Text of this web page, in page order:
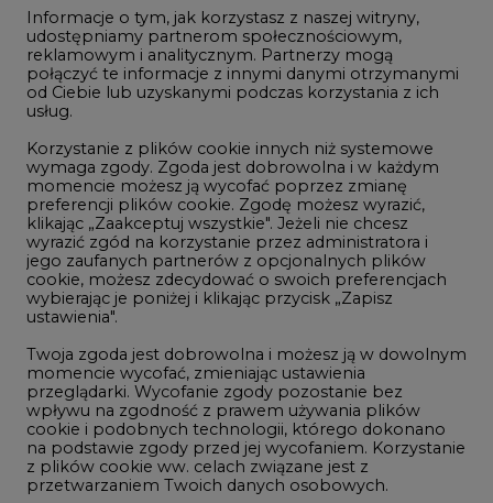
Gospodarka
Geopolityka
LTE450
Innowacje i AI
Telekomunikacja i IT
Handel emisjami CO2
Wodór
Górnictwo
Atom
Fotowoltaika
Offshore wind
Informacje o tym, jak korzystasz z naszej witryny,
udostępniamy partnerom społecznościowym,
reklamowym i analitycznym. Partnerzy mogą
połączyć te informacje z innymi danymi otrzymanymi
od Ciebie lub uzyskanymi podczas korzystania z ich
usług.
Korzystanie z plików cookie innych niż systemowe
wymaga zgody. Zgoda jest dobrowolna i w każdym
momencie możesz ją wycofać poprzez zmianę
preferencji plików cookie. Zgodę możesz wyrazić,
klikając „Zaakceptuj wszystkie". Jeżeli nie chcesz
wyrazić zgód na korzystanie przez administratora i
jego zaufanych partnerów z opcjonalnych plików
cookie, możesz zdecydować o swoich preferencjach
wybierając je poniżej i klikając przycisk „Zapisz
ustawienia".
Twoja zgoda jest dobrowolna i możesz ją w dowolnym
momencie wycofać, zmieniając ustawienia
przeglądarki. Wycofanie zgody pozostanie bez
wpływu na zgodność z prawem używania plików
cookie i podobnych technologii, którego dokonano
na podstawie zgody przed jej wycofaniem. Korzystanie
z plików cookie ww. celach związane jest z
przetwarzaniem Twoich danych osobowych.